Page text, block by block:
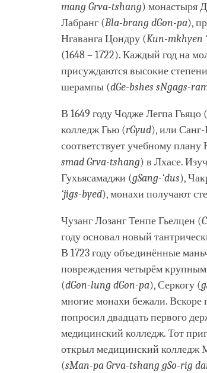
mang Grva-tshang) монастыря
Лабранг (Bla-brang dGon-pa),
Нгаванга Цондру (Kun-mkhyen
(1648 – 1722). Каждый год на
присуждаются высокие
шерампы (dGe-bshes sNgags-
В 1649 году Чодже Легпа Гьяцо (
колледж Гью (rGyud), или Санг-
соответствует учебному
smad Grva-tshang) в Лхасе.
Гухьясамаджи (gSang-‘dus),
‘jigs-byed), монахи получают
Чузанг Лозанг Тенпе Гьелцен (
году основал новый
В 1723 году объединённые
повреждения четырём
(dGon-lung dGon-pa), Серкогу (
многие монахи бежали.
попросил двадцать первого
медицинский колледж. Тот
открыл медицинский колледж
(sMan-pa Grva-tshang gSo-rig